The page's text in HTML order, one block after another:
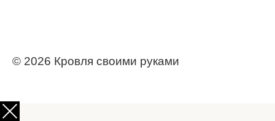
© 2026 Кровля своими руками